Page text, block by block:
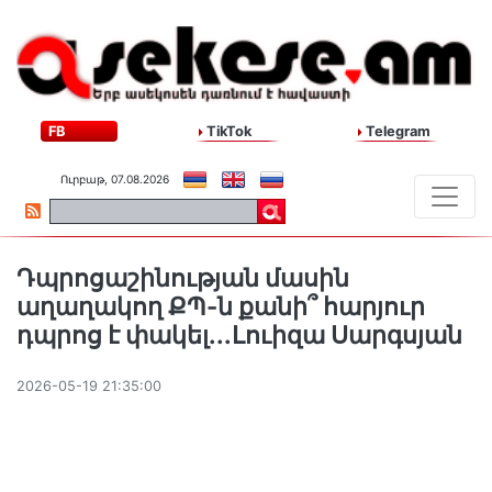
FB TikTok Telegram
Ուրբաթ, 07.08.2026
Դպրոցաշինության մասին
աղաղակող ՔՊ-ն քանի՞ հարյուր
դպրոց է փակել...Լուիզա Սարգսյան
2026-05-19 21:35:00